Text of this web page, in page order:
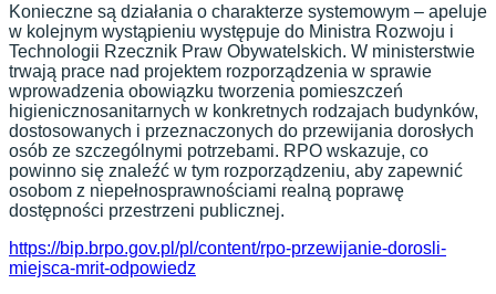
Konieczne są działania o charakterze systemowym – apeluje
w kolejnym wystąpieniu występuje do Ministra Rozwoju i
Technologii Rzecznik Praw Obywatelskich. W ministerstwie
trwają prace nad projektem rozporządzenia w sprawie
wprowadzenia obowiązku tworzenia pomieszczeń
higienicznosanitarnych w konkretnych rodzajach budynków,
dostosowanych i przeznaczonych do przewijania dorosłych
osób ze szczególnymi potrzebami. RPO wskazuje, co
powinno się znaleźć w tym rozporządzeniu, aby zapewnić
osobom z niepełnosprawnościami realną poprawę
dostępności przestrzeni publicznej.
https://bip.brpo.gov.pl/pl/content/rpo-przewijanie-dorosli-
miejsca-mrit-odpowiedz